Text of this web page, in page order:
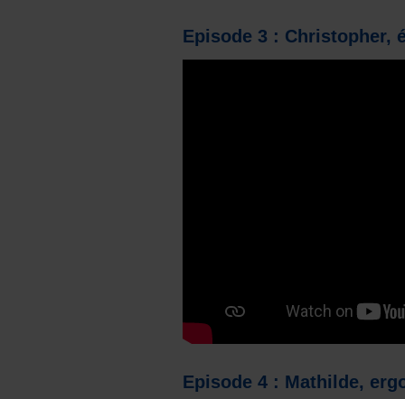
Episode 3 : Christopher,
Episode 4 : Mathilde,